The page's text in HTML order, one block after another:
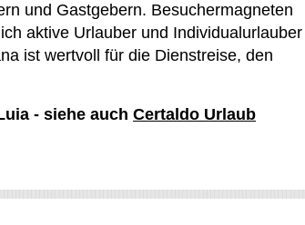
und Gastgebern. Besuchermagneten
aktive Urlauber und Individualurlauber
ist wertvoll für die Dienstreise, den
- siehe auch Certaldo Urlaub